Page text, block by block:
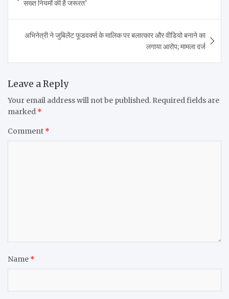
सख्त नियमों की है जरूरत’
अभिनेत्री ने जुबिलेंट फूडवर्क्स के मालिक पर बलात्कार और वीडियो बनाने का
लगाया आरोप; मामला दर्ज
Leave a Reply
Your email address will not be published. Required fields are
marked *
Comment *
Name *